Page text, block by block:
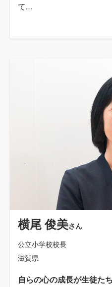
て…
横尾 俊美さん
公立小学校校長
滋賀県
自らの心の成長が生徒た